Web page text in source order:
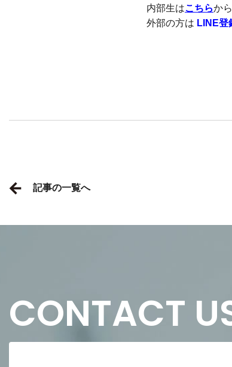
内部生はこちらか
外部の方は LINE登
記事の一覧へ
CONTACT